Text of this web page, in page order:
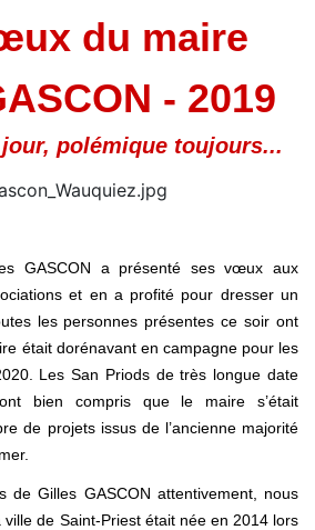
du maire
- 2019
polémique toujours...
GASCON a présenté ses vœux aux
et en a profité pour dresser un
les personnes présentes ce soir ont
était dorénavant en campagne pour les
Les San Priods de très longue date
bien compris que le maire s’était
de projets issus de l’ancienne majorité
de Gilles GASCON attentivement, nous
de Saint-Priest était née en 2014 lors